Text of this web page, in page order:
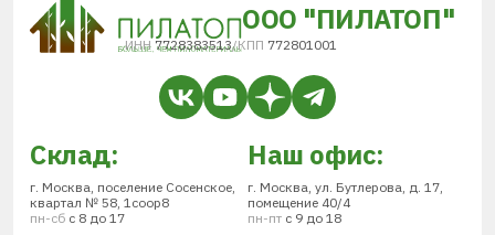
ООО "ПИЛАТОП"
ИНН 7728383513/КПП 772801001
Склад:
г. Москва, поселение Сосенское,
квартал № 58, 1соор8
пн-сб с 8 до 17
Наш офис:
г. Москва, ул. Бутлерова, д. 17,
помещение 40/4
пн-пт с 9 до 18